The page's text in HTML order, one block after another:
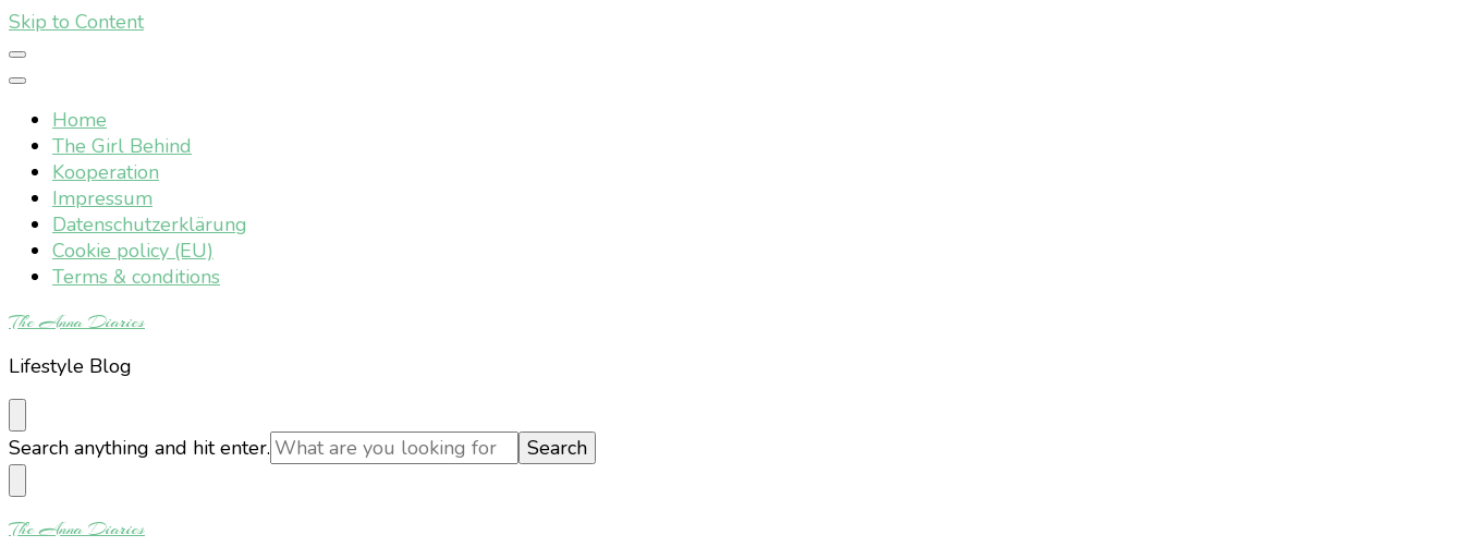
Skip to Content
Home
The Girl Behind
Kooperation
Impressum
Datenschutzerklärung
Cookie policy (EU)
Terms & conditions
The Anna Diaries
Lifestyle Blog
Looking
for
Something?
Search anything and hit enter.
The Anna Diaries